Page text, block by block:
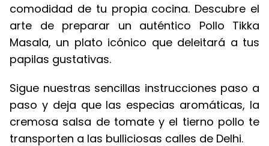
comodidad de tu propia cocina. Descubre el
arte de preparar un auténtico Pollo Tikka
Masala, un plato icónico que deleitará a tus
papilas gustativas.
Sigue nuestras sencillas instrucciones paso a
paso y deja que las especias aromáticas, la
cremosa salsa de tomate y el tierno pollo te
transporten a las bulliciosas calles de Delhi.